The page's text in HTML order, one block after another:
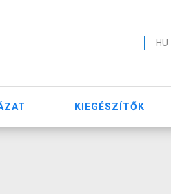
HU
KIEGÉSZÍTŐK